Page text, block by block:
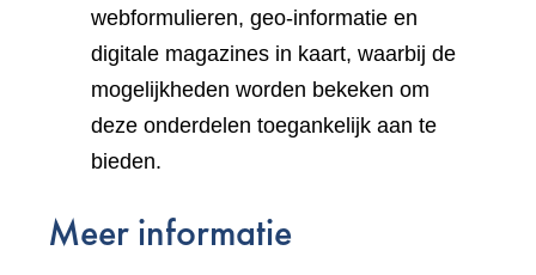
webformulieren, geo-informatie en
digitale magazines in kaart, waarbij de
mogelijkheden worden bekeken om
deze onderdelen toegankelijk aan te
bieden.
Meer informatie